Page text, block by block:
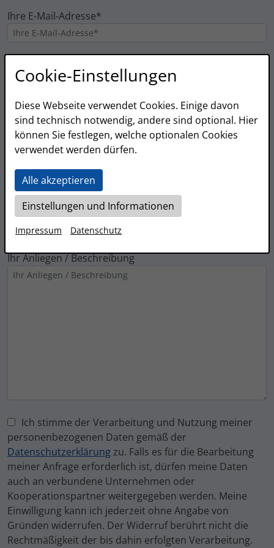
Ihre E-Mail-Adresse*
Vor- und Nachname*
Art der gewünschten Partnerschaft*
Ihr Anliegen / Beschreibung
Ich stimme der Verarbeitung und Nutzung meiner
personenbezogenen Daten gemäß der
Datenschutzerklärungzu. Falls es für die Bearbeitung
meiner Anfrage erforderlich ist, dürfen meine Daten
auch an verbundene Unternehmen oder
Kooperationspartner weitergegeben werden. Meine
Einwilligung kann ich jederzeit ohne Angabe von
Gründen widerrufen. Der Widerruf berührt nicht die
Rechtmäßigkeit der bis dahin erfolgten Verarbeitung.
Cookie-Einstellungen
Diese Webseite verwendet Cookies. Einige davon
sind technisch notwendig, andere sind optional. Hier
können Sie festlegen, welche optionalen Cookies
verwendet werden dürfen.
Alle akzeptieren
Einstellungen und Informationen
Impressum Datenschutz